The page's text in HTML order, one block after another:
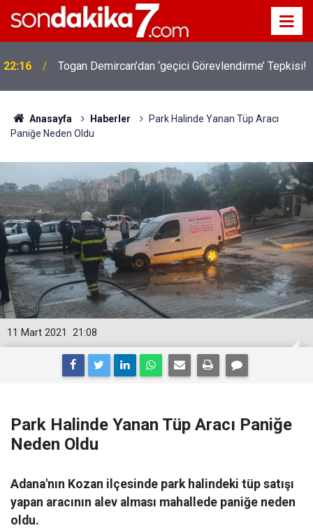
22:16 Togan Demircan’dan ‘geçici Görevlendirme’ Tepkisi!
Anasayfa Haberler
Park Halinde Yanan Tüp Aracı
Paniğe Neden Oldu
21:08
11 Mart 2021
Park Halinde Yanan Tüp Aracı Paniğe
Neden Oldu
Adana'nın Kozan ilçesinde park halindeki tüp satışı
yapan aracının alev alması mahallede paniğe neden
oldu.